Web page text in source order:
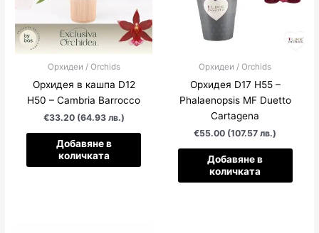
Орхидеи / Orchids
Орхидея в кашпа D12
H50 – Cambria Barrocco
€33.20 (64.93 лв.)
Добавяне в
количката
Орхидеи / Orchids
Орхидея D17 H55 –
Phalaenopsis MF Duetto
Cartagena
€55.00 (107.57 лв.)
Добавяне в
количката